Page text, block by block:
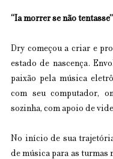
“Ia morrer se não tentasse”
Dry começou a criar e
estado de nascença.
paixão pela música
com seu computador,
sozinha, com apoio de
No início de sua
de música para as turmas